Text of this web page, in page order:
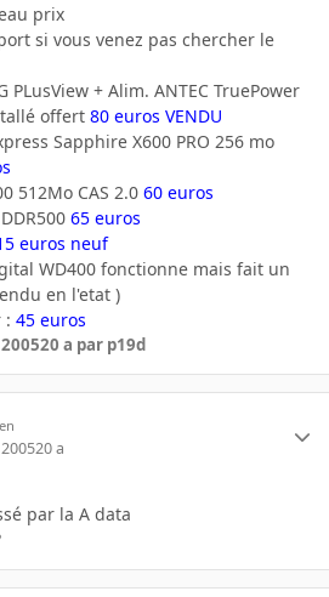
prix
si vous venez pas chercher le
PLusView + Alim. ANTEC TruePower
offert 80 euros VENDU
Sapphire X600 PRO 256 mo
512Mo CAS 2.0 60 euros
65 euros
euros neuf
WD400 fonctionne mais fait un
en l'etat )
: 45 euros
20 a par p19d
20 a
par la A data